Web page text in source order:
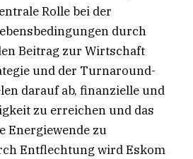
Rolle bei der
durch
Beitrag zur Wirtschaft
und der Turnaround-
darauf ab, finanzielle und
zu erreichen und das
Energiewende zu
Entflechtung wird Eskom